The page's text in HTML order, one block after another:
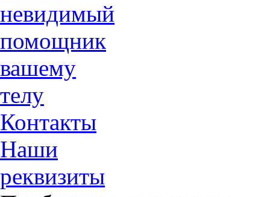
невидимый
помощник
вашему
телу
Контакты
Наши
реквизиты